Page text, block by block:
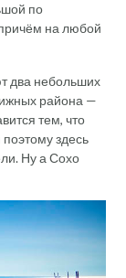
по
на любой
два небольших
района —
тем, что
здесь
Ну а Сохо